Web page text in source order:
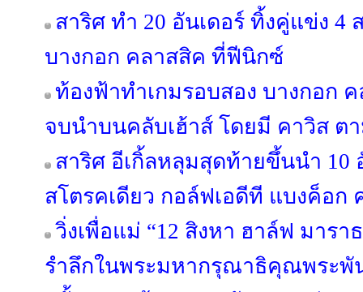
สาริศ ทำ 20 อันเดอร์ ทิ้งคู่แข่ง
บางกอก คลาสสิค ที่ฟีนิกซ์
ท้องฟ้าทำเกมรอบสอง บางกอก
จบนำบนคลับเฮ้าส์ โดยมี คาวิส ต
สาริศ อีเกิ้ลหลุมสุดท้ายขึ้นนำ 10
สโตรคเดียว กอล์ฟเอดีที แบงค็อ
วิ่งเพื่อแม่ “12 สิงหา ฮาล์ฟ มารา
รำลึกในพระมหากรุณาธิคุณพระพั